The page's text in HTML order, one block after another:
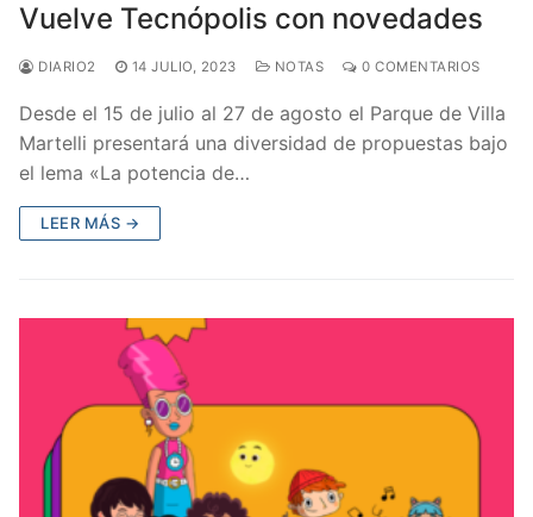
Vuelve Tecnópolis con novedades
DIARIO2 14 JULIO, 2023 NOTAS 0 COMENTARIOS
Desde el 15 de julio al 27 de agosto el Parque de Villa
Martelli presentará una diversidad de propuestas bajo
el lema «La potencia de…
LEER MÁS →